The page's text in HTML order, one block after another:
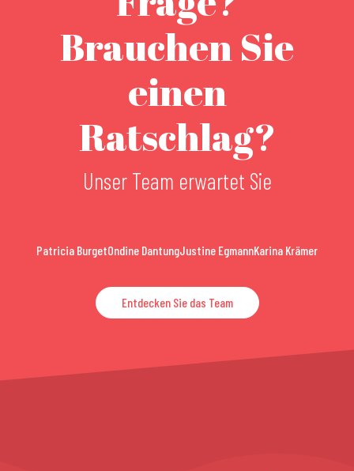
Brauchen Sie
einen
Ratschlag?
Unser Team erwartet Sie
Patricia BurgetOndine DantungJustine EgmannKarina Krämer
Entdecken Sie das Team